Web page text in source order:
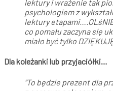
lektury i wrażenie tak
psychologiem z
lektury
co pomału zaczyna się
miało być tylko
Dla koleżanki lub przyjaciółki…
“To będzie prezent dla